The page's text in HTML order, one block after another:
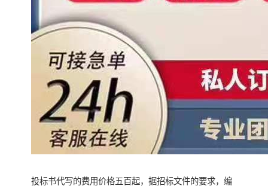
投标书代写的费用价格五百起，据招标文件的要求，编